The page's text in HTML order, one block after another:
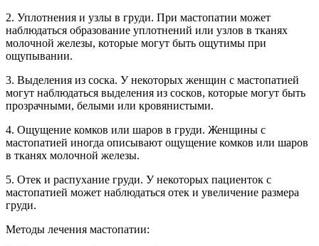
2. Уплотнения и узлы в груди. При мастопатии может
наблюдаться образование уплотнений или узлов в тканях
молочной железы, которые могут быть ощутимы при
ощупывании.
3. Выделения из соска. У некоторых женщин с мастопатией
могут наблюдаться выделения из сосков, которые могут быть
прозрачными, белыми или кровянистыми.
4. Ощущение комков или шаров в груди. Женщины с
мастопатией иногда описывают ощущение комков или шаров
в тканях молочной железы.
5. Отек и распухание груди. У некоторых пациенток с
мастопатией может наблюдаться отек и увеличение размера
груди.
Методы лечения мастопатии: